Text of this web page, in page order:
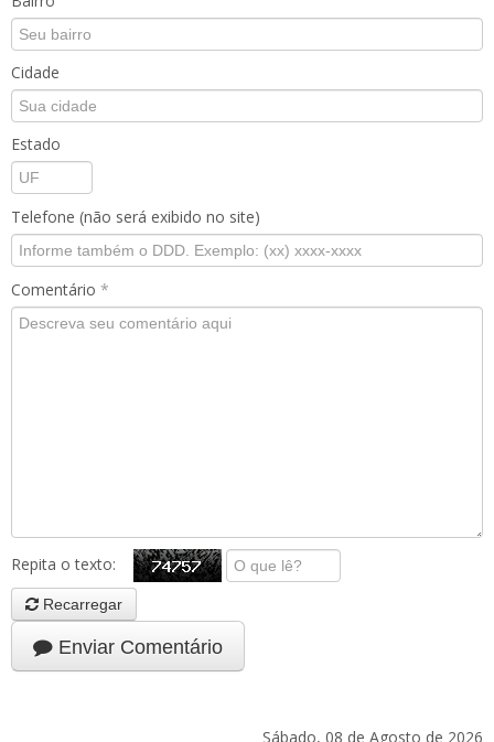
Cidade
Estado
Telefone (não será exibido no site)
Comentário *
Repita o texto:
Recarregar
Enviar Comentário
Sábado, 08 de Agosto de 2026